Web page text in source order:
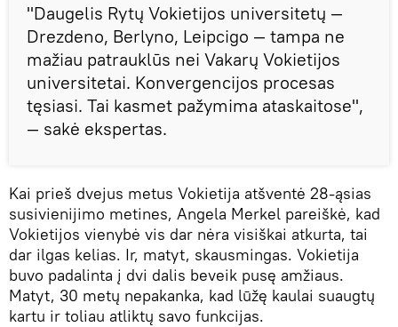
"Daugelis Rytų Vokietijos universitetų —
Drezdeno, Berlyno, Leipcigo — tampa ne
mažiau patrauklūs nei Vakarų Vokietijos
universitetai. Konvergencijos procesas
tęsiasi. Tai kasmet pažymima ataskaitose",
— sakė ekspertas.
Kai prieš dvejus metus Vokietija atšventė 28-ąsias
susivienijimo metines, Angela Merkel pareiškė, kad
Vokietijos vienybė vis dar nėra visiškai atkurta, tai
dar ilgas kelias. Ir, matyt, skausmingas. Vokietija
buvo padalinta į dvi dalis beveik pusę amžiaus.
Matyt, 30 metų nepakanka, kad lūžę kaulai suaugtų
kartu ir toliau atliktų savo funkcijas.